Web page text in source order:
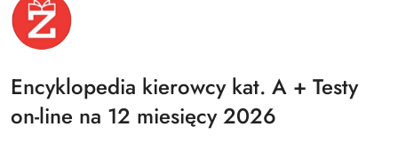
ZDAJ
TESTY
LOGO
Encyklopedia kierowcy kat. A + Testy
on-line na 12 miesięcy 2026